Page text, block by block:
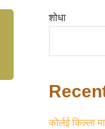
शोधा
कोर्लई किल्ला